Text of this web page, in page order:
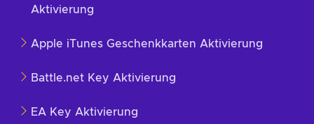
Aktivierung
Apple iTunes Geschenkkarten Aktivierung
Battle.net Key Aktivierung
EA Key Aktivierung